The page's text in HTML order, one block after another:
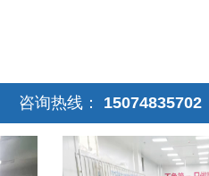
咨询热线： 15074835702